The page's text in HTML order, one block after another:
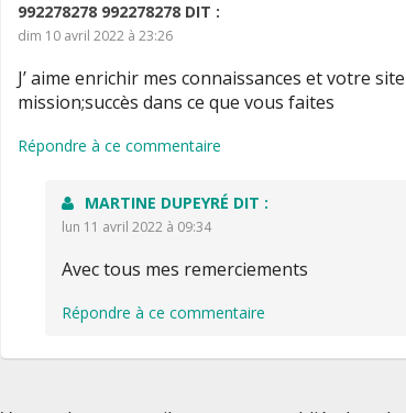
992278278 992278278 DIT :
dim 10 avril 2022 à 23:26
J’ aime enrichir mes connaissances et votre
mission;succès dans ce que vous faites
Répondre à ce commentaire
MARTINE DUPEYRÉ DIT :
lun 11 avril 2022 à 09:34
Avec tous mes remerciements
Répondre à ce commentaire